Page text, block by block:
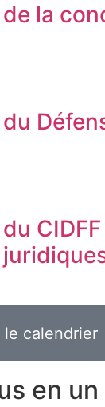
la
le calendrier
en